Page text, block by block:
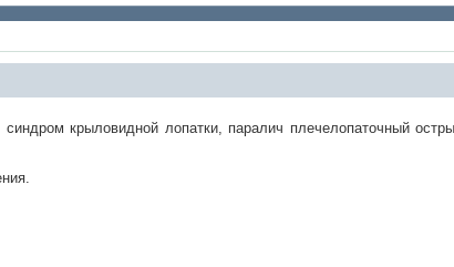
крыловидной лопатки, паралич плечелопаточный